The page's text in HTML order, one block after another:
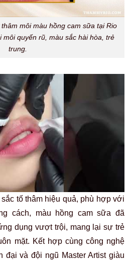
môi màu hồng cam sữa tại Rio
môi quyến rũ, màu sắc hài hòa, trẻ
trung.
tố thâm hiệu quả, phù hợp với
cách, màu hồng cam sữa đã
dụng vượt trội, mang lại sự trẻ
mặt. Kết hợp cùng công nghệ
đại và đội ngũ Master Artist giàu